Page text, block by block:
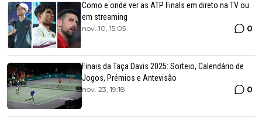
Como e onde ver as ATP Finals em direto na TV ou
em streaming
nov. 10, 15:05 0
Finais da Taça Davis 2025: Sorteio, Calendário de
Jogos, Prémios e Antevisão
nov. 23, 19:18 0